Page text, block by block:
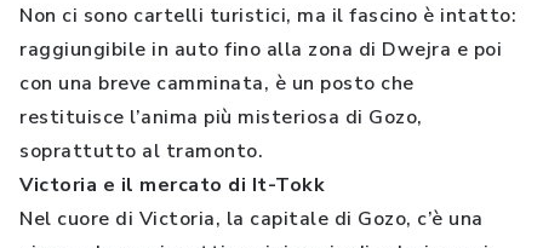
Non ci sono cartelli turistici, ma il fascino è intatto:
raggiungibile in auto fino alla zona di Dwejra e poi
con una breve camminata, è un posto che
restituisce l’anima più misteriosa di Gozo,
soprattutto al tramonto.
Victoria e il mercato di It-Tokk
Nel cuore di Victoria, la capitale di Gozo, c’è una